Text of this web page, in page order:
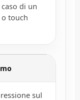
di un
touch
sul